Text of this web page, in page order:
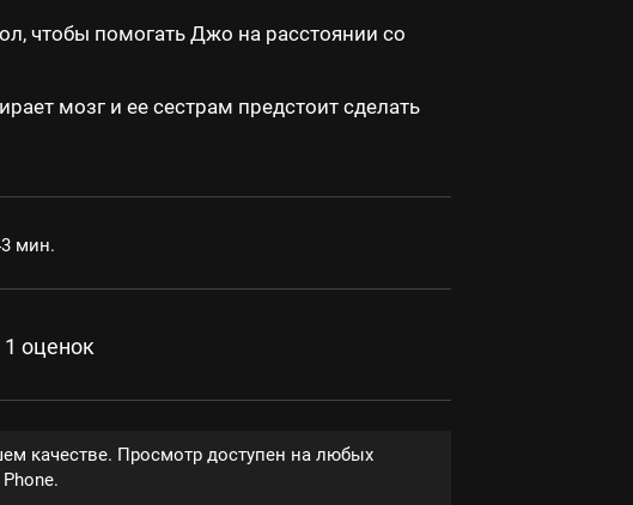
чтобы помогать Джо на расстоянии со
мозг и ее сестрам предстоит сделать
мин.
1 оценок
качестве. Просмотр доступен на любых